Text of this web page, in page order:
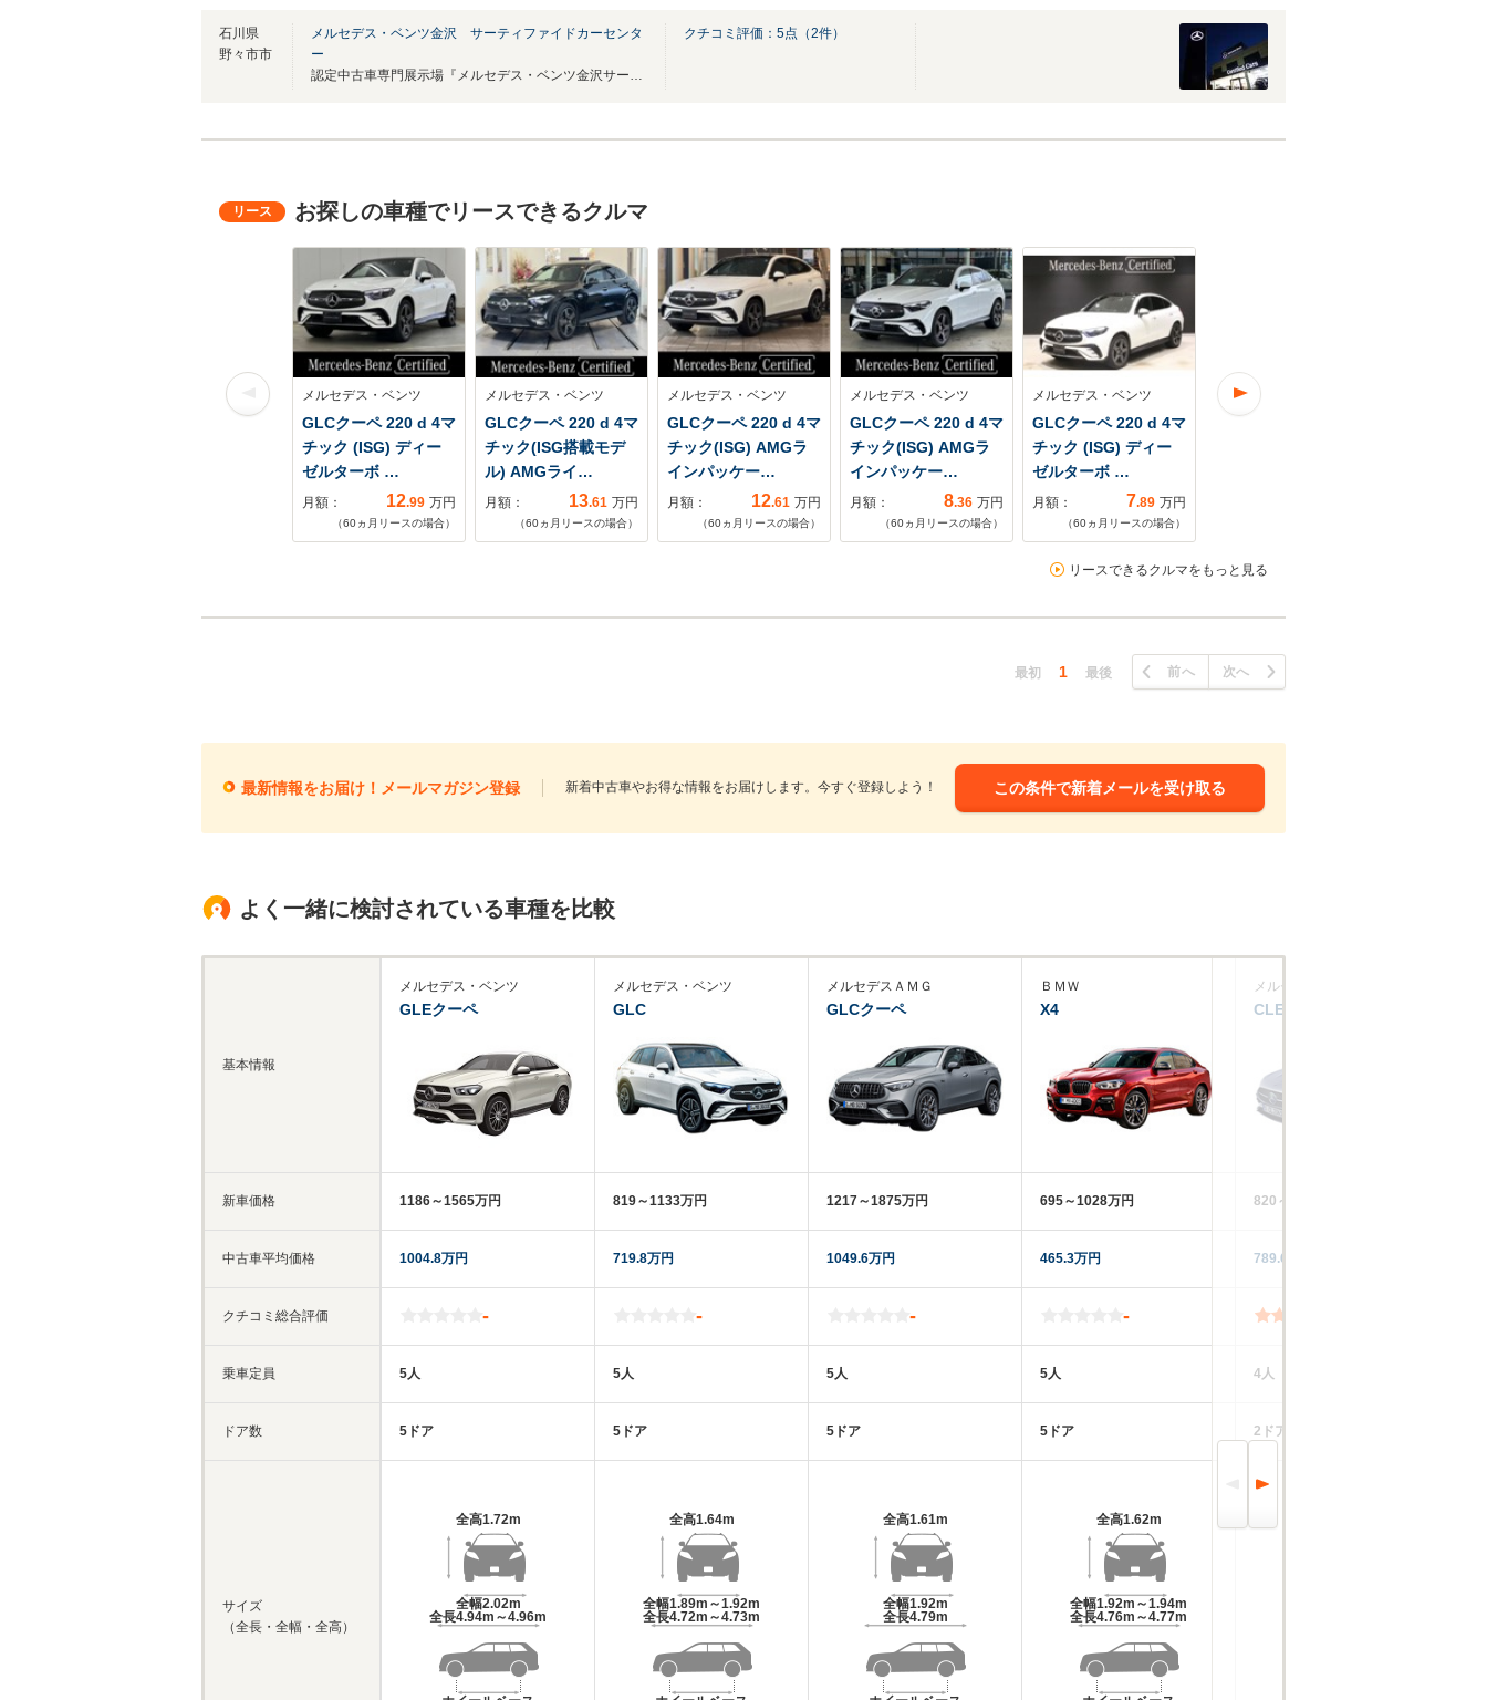
石川県
野々市市
メルセデス・ベンツ金沢 サーティファイドカーセンタ
ー
認定中古車専門展示場『メルセデス・ベンツ金沢サーティファイドカーセンター』
クチコミ評価： 5点（2件）
お探しの車種でリースできるクルマ
メルセデス・ベンツ
GLCクーペ 220 d 4マ
チック (ISG) ディー
ゼルターボ …
月額： 12.99 万円
（60ヵ月リースの場合）
メルセデス・ベンツ
GLCクーペ 220 d 4マ
チック(ISG搭載モデ
ル) AMGライ…
月額： 13.61 万円
（60ヵ月リースの場合）
メルセデス・ベンツ
GLCクーペ 220 d 4マ
チック(ISG) AMGラ
インパッケー…
月額： 12.61 万円
（60ヵ月リースの場合）
メルセデス・ベンツ
GLCクーペ 220 d 4マ
チック(ISG) AMGラ
インパッケー…
月額： 8.36 万円
（60ヵ月リースの場合）
メルセデス・ベンツ
GLCクーペ 220 d 4マ
チック (ISG) ディー
ゼルターボ …
月額： 7.89 万円
（60ヵ月リースの場合）
メルセデス・ベンツ
リースできるクルマをもっと見る
最初 1 最後 前へ 次へ
最新情報をお届け！メールマガジン登録 新着中古車やお得な情報をお届けします。今すぐ登録しよう！ この条件で新着メールを受け取る
よく一緒に検討されている車種を比較
基本情報
新車価格
中古車平均価格
クチコミ総合評価
乗車定員
ドア数
サイズ
（全長・全幅・全高）
メルセデス・ベンツ
GLEクーペ
1186～1565万円
1004.8万円
-
5人
5ドア
全高1.72m
全幅2.02m
全長4.94m～4.96m
メルセデス・ベンツ
GLC
819～1133万円
719.8万円
-
5人
5ドア
全高1.64m
全幅1.89m～1.92m
全長4.72m～4.73m
メルセデスＡＭＧ
GLCクーペ
1217～1875万円
1049.6万円
-
5人
5ドア
全高1.61m
全幅1.92m
全長4.79m
ＢＭＷ
X4
695～1028万円
465.3万円
-
5人
5ドア
全高1.62m
全幅1.92m～1.94m
全長4.76m～4.77m
メルセデス・ベンツ
CLEクーペ
820～880万円
789.6万円
4人
2ドア